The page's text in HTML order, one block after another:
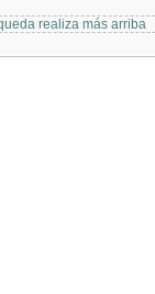
realiza más arriba